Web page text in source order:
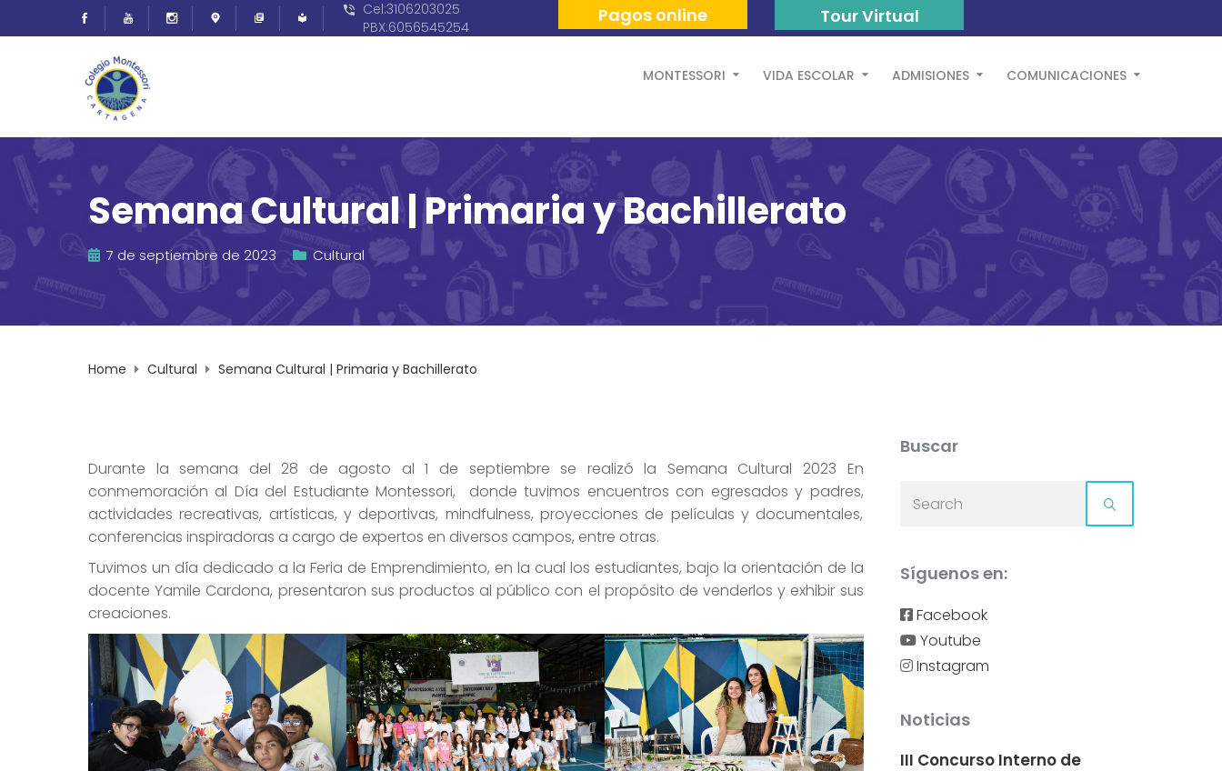
Cel:3106203025
PBX:6056545254
Pagos online Tour Virtual
MONTESSORI VIDA ESCOLAR ADMISIONES COMUNICACIONES
Semana Cultural | Primaria y Bachillerato
7 de septiembre de 2023 Cultural
Home Cultural Semana Cultural | Primaria y Bachillerato
Durante la semana del 28 de agosto al 1 de septiembre se realizó la Semana Cultural 2023 En
conmemoración al Día del Estudiante Montessori, donde tuvimos encuentros con egresados y padres,
actividades recreativas, artísticas, y deportivas, mindfulness, proyecciones de películas y documentales,
conferencias inspiradoras a cargo de expertos en diversos campos, entre otras.
Tuvimos un día dedicado a la Feria de Emprendimiento, en la cual los estudiantes, bajo la orientación de la
docente Yamile Cardona, presentaron sus productos al público con el propósito de venderlos y exhibir sus
creaciones.
Buscar
Síguenos en:
Facebook
Youtube
Instagram
Noticias
III Concurso Interno de